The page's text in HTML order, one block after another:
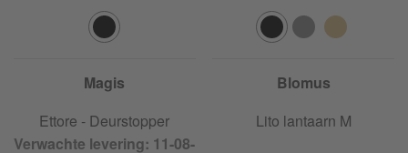
Magis
Ettore - Deurstopper
Verwachte levering: 11-08-
Blomus
Lito lantaarn M